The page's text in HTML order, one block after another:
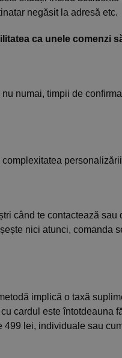
negăsit la adresă etc.
ca unele comenzi
numai, timpii de
când te contactează sau
nici atunci, comanda
implică o taxă
cardul este întotdeauna
lei, individuale sau